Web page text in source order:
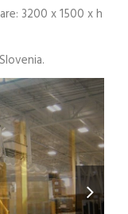
3200 x 1500 x h